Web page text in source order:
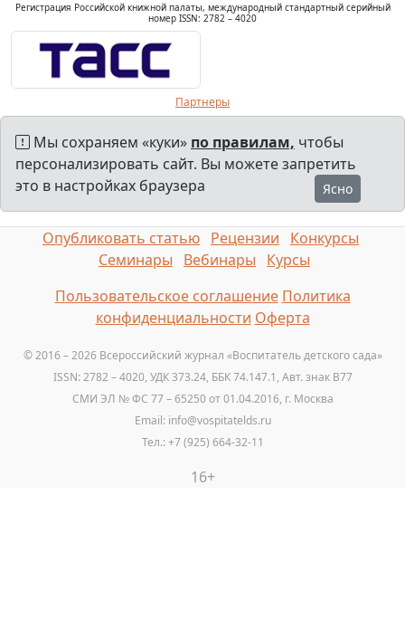
Регистрация Российской книжной палаты, международный стандартный серийный
номер ISSN: 2782 – 4020
Партнеры
Мы сохраняем «куки» по правилам, чтобы
персонализировать сайт. Вы можете запретить
это в настройках браузера
Ясно
Опубликовать статью Рецензии
Конкурсы
Семинары
Вебинары
Курсы
Пользовательское соглашение Политика
конфиденциальности Оферта
© 2016 – 2026 Всероссийский журнал «Воспитатель детского сада»
ISSN: 2782 – 4020, УДК 373.24, ББК 74.147.1, Авт. знак B77
СМИ ЭЛ № ФС 77 – 65250 от 01.04.2016, г. Москва
Email: info@vospitatelds.ru
Тел.: +7 (925) 664-32-11
16+